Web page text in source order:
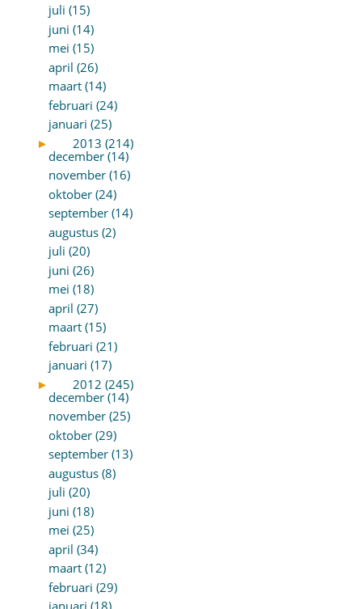
juli (15)
juni (14)
mei (15)
april (26)
maart (14)
februari (24)
januari (25)
►
2013 (214)
december (14)
november (16)
oktober (24)
september (14)
augustus (2)
juli (20)
juni (26)
mei (18)
april (27)
maart (15)
februari (21)
januari (17)
►
2012 (245)
december (14)
november (25)
oktober (29)
september (13)
augustus (8)
juli (20)
juni (18)
mei (25)
april (34)
maart (12)
februari (29)